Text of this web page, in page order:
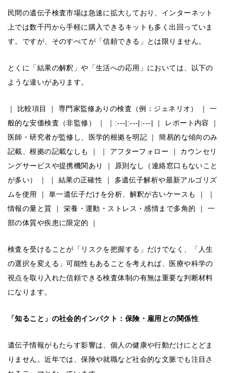
民間の遺伝子検査市場は急速に拡大しており、インターネット
上では数千円から手軽に購入できるキットも多く出回っていま
す。ですが、そのすべてが「信頼できる」とは限りません。
とくに「結果の解釈」や「生活への応用」においては、以下の
ような違いがあります。
｜ 比較項目 ｜ 専門家監修ありの検査（例：ジェネリオ） ｜ 一
般的な安価検査（非監修） ｜ ｜:---|:---|:---| ｜ レポート内容 ｜
医師・研究者が監修し、医学的根拠を明記 ｜ 簡易的な傾向のみ
記載、根拠の記載なしも ｜ ｜ アフターフォロー ｜ カウンセリ
ングサービスや提携機関あり ｜ 原則なし（連絡窓口もないこと
が多い） ｜ ｜ 結果の正確性 ｜ 多遺伝子解析や最新アルゴリズ
ムを使用 ｜ 単一遺伝子だけを分析、解釈が古いケースも ｜ ｜
情報の量と質 ｜ 栄養・運動・ストレス・感情まで多角的 ｜ 一
部の体質や疾患に限定的 ｜
検査を受けることが「リスクを把握する」だけでなく、「人生
の選択を変える」可能性もあることを考えれば、医療や科学の
視点を取り入れた信頼できる検査体制の有無は重要な判断材料
になります。
「知ること」の社会的インパクト：保険・雇用との関係性
遺伝子情報がもたらす影響は、個人の健康や行動だけにとどま
りません。近年では、保険や就職など社会的な文脈でも注目さ